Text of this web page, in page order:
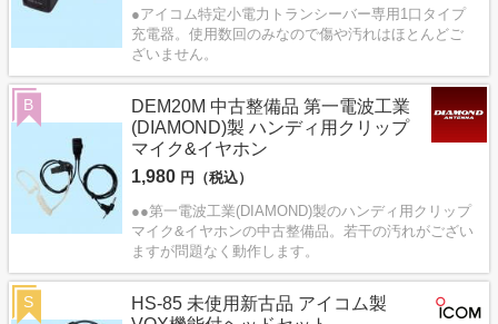
●アイコム特定小電力トランシーバー専用1口タイプ
充電器。使用数回のみなので傷や汚れはほとんどご
ざいません。
DEM20M 中古整備品 第一電波工業
(DIAMOND)製 ハンディ用クリップ
マイク&イヤホン
1,980 円（税込）
●●第一電波工業(DIAMOND)製のハンディ用クリップ
マイク&イヤホンの中古整備品。若干の汚れがござい
ますが問題なく動作します。
B
HS-85 未使用新古品 アイコム製
S